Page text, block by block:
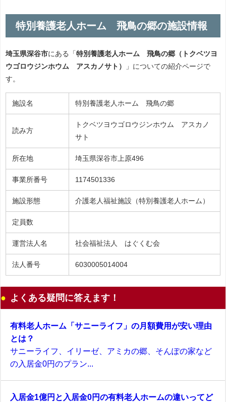
特別養護老人ホーム 飛鳥の郷の施設情報
埼玉県深谷市にある「 特別養護老人ホーム 飛鳥の郷（トクベツヨ
ウゴロウジンホウム アスカノサト）
」についての紹介ページで
す。
施設名 特別養護老人ホーム 飛鳥の郷
読み方
トクベツヨウゴロウジンホウム アスカノ
サト
所在地 埼玉県深谷市上原496
事業所番号 1174501336
施設形態 介護老人福祉施設（特別養護老人ホーム）
定員数
運営法人名 社会福祉法人 はぐくむ会
法人番号 6030005014004
よくある疑問に答えます！
有料老人ホーム「サニーライフ」の月額費用が安い理由
とは？
サニーライフ、イリーゼ、アミカの郷、そんぽの家など
の入居金0円のプラン...
入居金1億円と入居金0円の有料老人ホームの違いってど